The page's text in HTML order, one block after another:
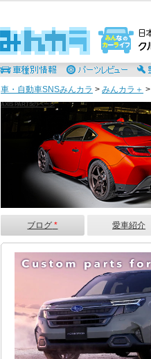
車・自動車SNSみんカラ > みんカラ＋ >
AXIS PARTSのページ
ブログ * 愛車紹介